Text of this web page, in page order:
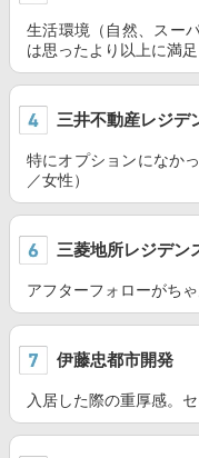
生活環境（自然、スー
は思ったより以上に満
三井不動産レジデ
特にオプションになか
／女性）
三菱地所レジデン
アフターフォローがち
伊藤忠都市開発
入居した際の重厚感。